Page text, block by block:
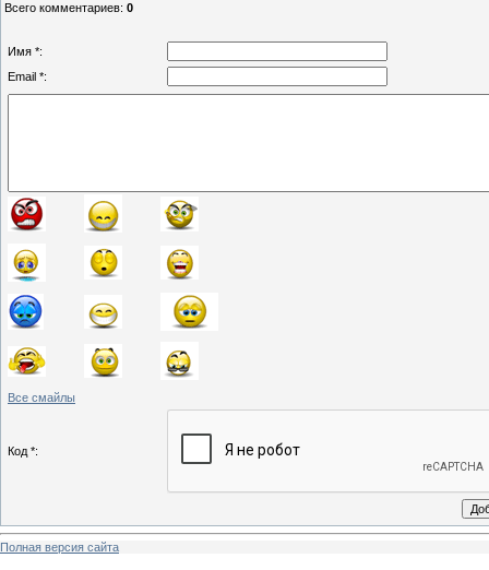
Всего комментариев: 0
Имя *:
Email *:
Все смайлы
Код *:
Полная версия сайта